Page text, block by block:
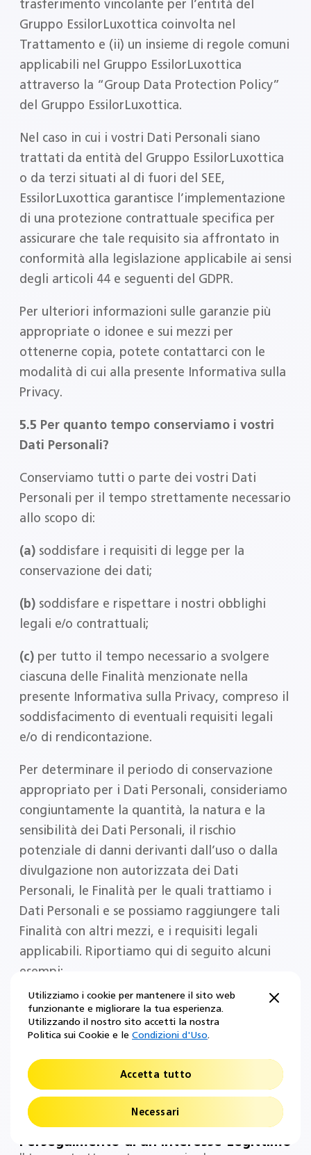
trasferimento vincolante per l’entità del
Gruppo EssilorLuxottica coinvolta nel
Trattamento e (ii) un insieme di regole comuni
applicabili nel Gruppo EssilorLuxottica
attraverso la “Group Data Protection Policy”
del Gruppo EssilorLuxottica.
Nel caso in cui i vostri Dati Personali siano
trattati da entità del Gruppo EssilorLuxottica
o da terzi situati al di fuori del SEE,
EssilorLuxottica garantisce l’implementazione
di una protezione contrattuale specifica per
assicurare che tale requisito sia affrontato in
conformità alla legislazione applicabile ai sensi
degli articoli 44 e seguenti del GDPR.
Per ulteriori informazioni sulle garanzie più
appropriate o idonee e sui mezzi per
ottenerne copia, potete contattarci con le
modalità di cui alla presente Informativa sulla
Privacy.
5.5 Per quanto tempo conserviamo i vostri
Dati Personali?
Conserviamo tutti o parte dei vostri Dati
Personali per il tempo strettamente necessario
allo scopo di:
(a) soddisfare i requisiti di legge per la
conservazione dei dati;
(b) soddisfare e rispettare i nostri obblighi
legali e/o contrattuali;
(c) per tutto il tempo necessario a svolgere
ciascuna delle Finalità menzionate nella
presente Informativa sulla Privacy, compreso il
soddisfacimento di eventuali requisiti legali
e/o di rendicontazione.
Per determinare il periodo di conservazione
appropriato per i Dati Personali, consideriamo
congiuntamente la quantità, la natura e la
sensibilità dei Dati Personali, il rischio
potenziale di danni derivanti dall’uso o dalla
divulgazione non autorizzata dei Dati
Personali, le Finalità per le quali trattiamo i
Dati Personali e se possiamo raggiungere tali
Finalità con altri mezzi, e i requisiti legali
applicabili. Riportiamo qui di seguito alcuni
esempi:
Comunicazioni tra noi
assunti a seguito della vostra richiesta di assistenza
Conformità alle disposizioni di legge /
agli obblighi di legge
Tempistica imposta dalla legislazione di volta in
volta applicabile
Perseguimento di un Interesse Legittimo
Utilizziamo i cookie per mantenere il sito web
funzionante e migliorare la tua esperienza.
Utilizzando il nostro sito accetti la nostra
Politica sui Cookie e le Condizioni d'Uso.
Accetta tutto
Necessari